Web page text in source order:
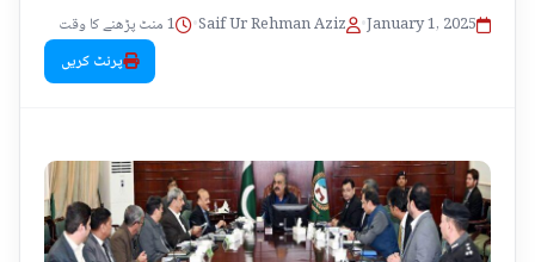
January 1, 2025
•
Saif Ur Rehman Aziz
•
1 منٹ پڑھنے کا وقت
پرنٹ کریں